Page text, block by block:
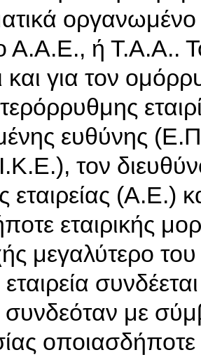
Α.Α.Ε., ή Τ.Α.Α..
και για τον
ευθύνης
τον
(Α.Ε.)
εταιρικής
μεγαλύτερο
συνδεόταν με